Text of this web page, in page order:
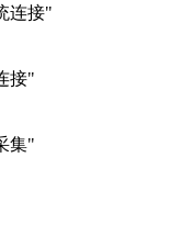
连接"
接"
集"